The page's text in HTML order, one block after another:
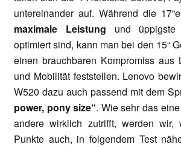
untereinander auf. Während die
maximale Leistung und üppigste
optimiert sind, kann man bei den 15“
einen brauchbaren Kompromiss aus
und Mobilität feststellen. Lenovo
W520 dazu auch passend mit dem
power, pony size“. Wie sehr das
andere wirklich zutrifft, werden wir,
Punkte auch, in folgendem Test